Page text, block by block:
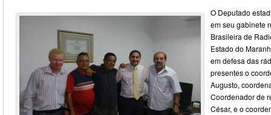
O Deputado
em seu gabinete
Brasileira de
Estado do
em defesa das
presentes o
Augusto,
Coordenador de
César, e o